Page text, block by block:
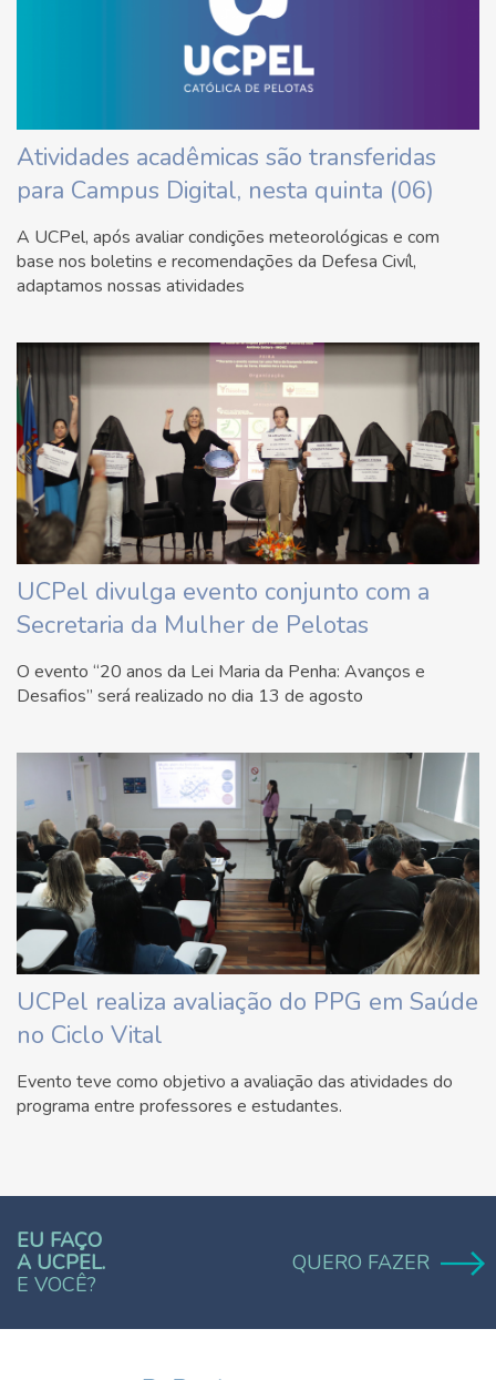
Atividades acadêmicas são transferidas
para Campus Digital, nesta quinta (06)
A UCPel, após avaliar condições meteorológicas e com
base nos boletins e recomendações da Defesa Civíl,
adaptamos nossas atividades
UCPel divulga evento conjunto com a
Secretaria da Mulher de Pelotas
O evento “20 anos da Lei Maria da Penha: Avanços e
Desafios” será realizado no dia 13 de agosto
UCPel realiza avaliação do PPG em Saúde
no Ciclo Vital
Evento teve como objetivo a avaliação das atividades do
programa entre professores e estudantes.
EU FAÇO
A UCPEL.
E VOCÊ?
QUERO FAZER